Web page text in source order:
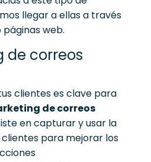
llegar a ellas a través
web.
de correos
clientes es clave para
de correos
en capturar y usar la
para mejorar los